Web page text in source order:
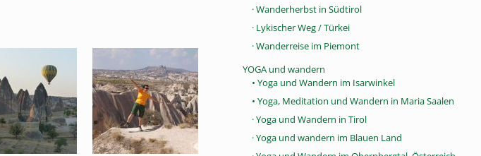
· Wanderherbst in Südtirol
· Lykischer Weg / Türkei
· Wanderreise im Piemont
YOGA und wandern
• Yoga und Wandern im Isarwinkel
• Yoga, Meditation und Wandern in Maria Saalen
· Yoga und Wandern in Tirol
· Yoga und wandern im Blauen Land